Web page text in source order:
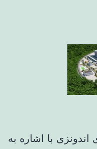
اندونزی با اشاره به